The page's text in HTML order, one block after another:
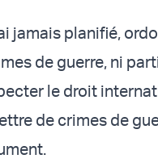
jamais planifié,
de guerre, ni
le droit
de crimes de